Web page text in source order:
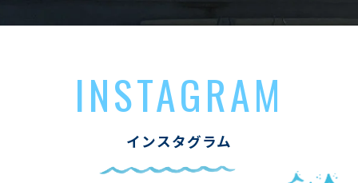
INSTAGRAM
インスタグラム